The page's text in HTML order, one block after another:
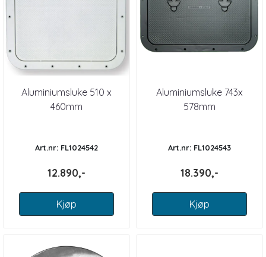
Aluminiumsluke 510 x
460mm
Art.nr: FL1024542
12.890,-
Kjøp
Aluminiumsluke 743x
578mm
Art.nr: FL1024543
18.390,-
Kjøp